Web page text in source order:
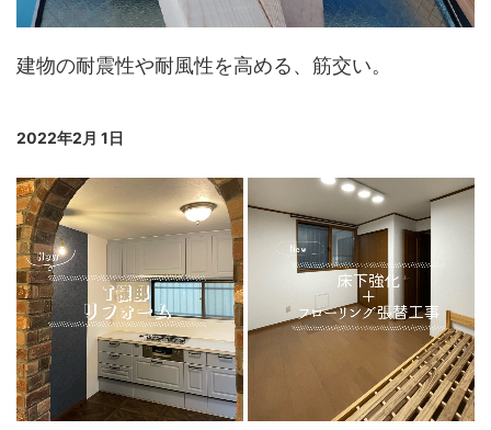
建物の耐震性や耐風性を高める、筋交い。
2022年2月 1日